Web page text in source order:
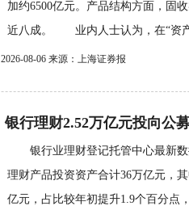
加约6500亿元。产品结构方面，固
近八成。 业内人士认为，在“资
2026-08-06 来源：上海证券报
银行理财2.52万亿元投向公
银行业理财登记托管中心最新数
理财产品投资资产合计36万亿元，
亿元，占比较年初提升1.9个百分点